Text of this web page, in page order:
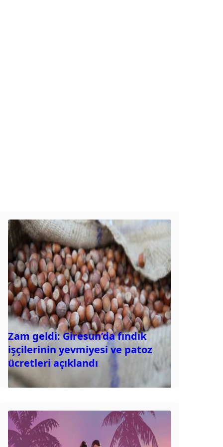
Zam geldi: Giresun’da fındık
işçilerinin yevmiyesi ve patoz
ücretleri açıklandı